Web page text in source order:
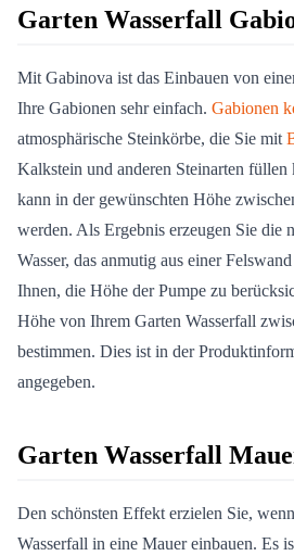
Garten Wasserfall
Mit Gabinova ist das Einbauen von
Ihre Gabionen sehr einfach. Gabionen
atmosphärische Steinkörbe, die Sie mit
Kalkstein und anderen Steinarten
kann in der gewünschten Höhe
werden. Als Ergebnis erzeugen Sie die
Wasser, das anmutig aus einer
Ihnen, die Höhe der Pumpe zu
Höhe von Ihrem Garten Wasserfall
bestimmen. Dies ist in der
angegeben.
Garten Wasserfall
Den schönsten Effekt erzielen Sie,
Wasserfall in eine Mauer einbauen. Es